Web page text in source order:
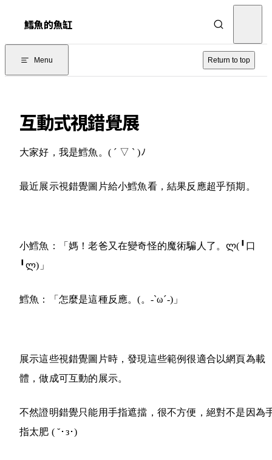
鱈魚的魚缸
Menu Return to top
互動式視錯覺展
大家好，我是鱈魚。 ( ´ ▽ ` )ﾉ
最近展示視錯覺圖片給小鱈魚看，結果反應超乎預期。
小鱈魚：「媽！老爸又在變奇怪的魔術騙人了。ლ(╹口
╹ლ) 」
鱈魚：「怎麼是這種反應。(。-`ω´-) 」
展示這些視錯覺圖片時，發現這些範例很適合以網頁為載
體，做成可互動的展示。
不然證明錯覺只能用手指遮擋，很不方便，絕對不是因為
指太肥 ( ˘･з･)